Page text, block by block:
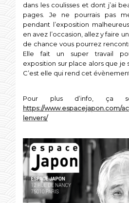
dans les coulisses et dont j’ai
pages. Je ne pourrais pas
pendant l’exposition
en avez l’occasion, allez y faire
de chance vous pourrez
Elle fait un super travail
exposition sur place alors que je
C’est elle qui rend cet
Pour plus d’info, ça
https://www.espacejapon.com/
lenvers/